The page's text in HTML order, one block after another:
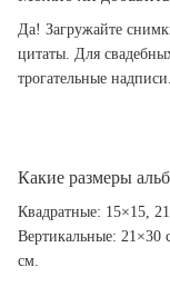
Да! Загружайте
цитаты. Для
трогательные надписи.
Какие размеры
Квадратные: 15×15,
Вертикальные:
см.